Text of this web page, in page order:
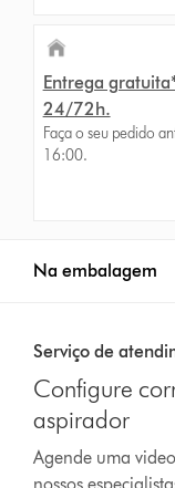
Entrega
24/72h.
Faça o seu pedido
16:00.
Na embalagem
Serviço de
Configure
aspirador
Agende uma